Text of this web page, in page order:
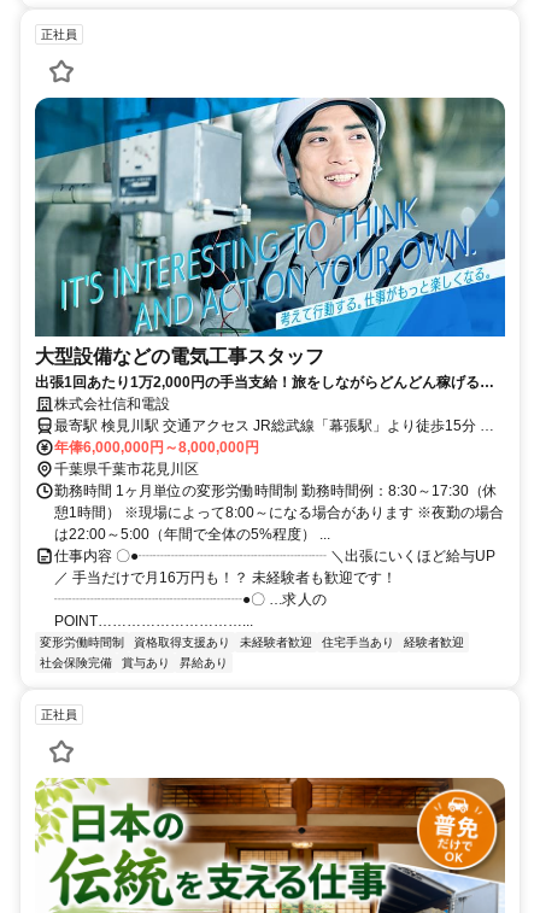
正社員
大型設備などの電気工事スタッフ
出張1回あたり1万2,000円の手当支給！旅をしながらどんどん稼げる！
年間休日120日！未経験者も歓迎
株式会社信和電設
最寄駅 検見川駅 交通アクセス JR総武線「幕張駅」より徒歩15分 京
成電鉄千葉線「検見川駅」より徒歩13分 （上記は本社までのアクセ
ス） ★現場は静岡県〜東北地方のエリアです。 ≪Point≫ ●転勤なし
●直行直帰OK ●出張あり
年俸6,000,000円～8,000,000円
千葉県千葉市花見川区
勤務時間 1ヶ月単位の変形労働時間制 勤務時間例：8:30～17:30（休
憩1時間） ※現場によって8:00～になる場合があります ※夜勤の場合
は22:00～5:00（年間で全体の5%程度） ...
仕事内容 〇●┈┈┈┈┈┈┈┈┈┈┈┈┈ ＼出張にいくほど給与UP
／ 手当だけで月16万円も！？ 未経験者も歓迎です！
┈┈┈┈┈┈┈┈┈┈┈┈┈●〇 …求人の
POINT…………………………...
変形労働時間制 資格取得支援あり 未経験者歓迎 住宅手当あり
経験者歓迎
社会保険完備
賞与あり 昇給あり
正社員